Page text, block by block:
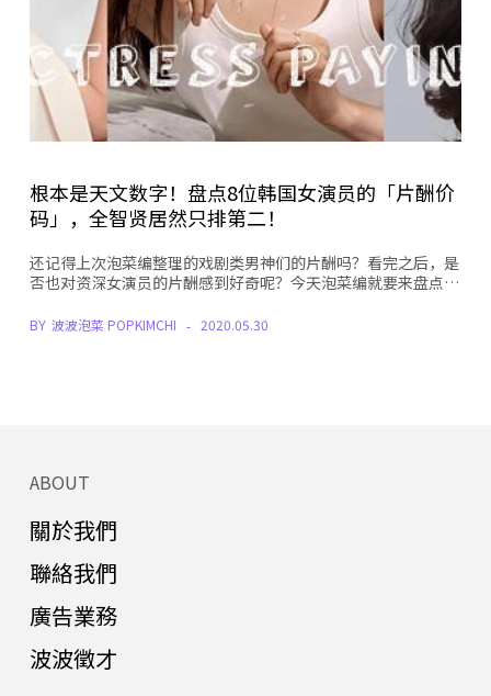
根本是天文数字！盘点8位韩国女演员的「片酬价
码」，全智贤居然只排第二！
还记得上次泡菜编整理的戏剧类男神们的片酬吗？看完之后，是
否也对资深女演员的片酬感到好奇呢？今天泡菜编就要来盘点…
BY 波波泡菜 POPKIMCHI 2020.05.30
ABOUT
關於我們
聯絡我們
廣告業務
波波徵才